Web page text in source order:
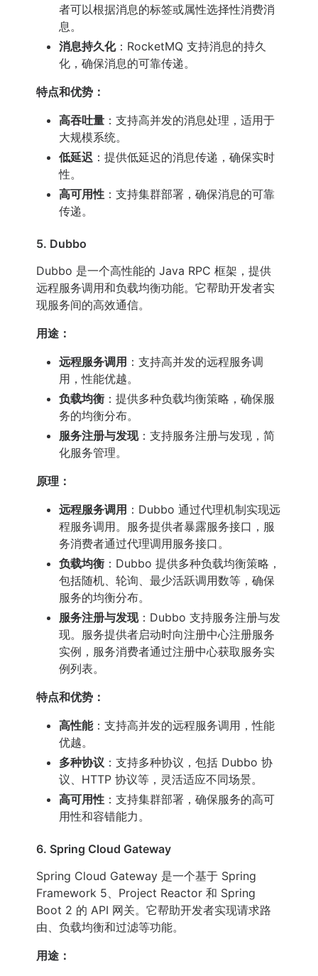
者可以根据消息的标签或属性选择性消费消
息。
消息持久化：RocketMQ 支持消息的持久
化，确保消息的可靠传递。
特点和优势：
高吞吐量 ：支持高并发的消息处理，适用于
大规模系统。
低延迟 ：提供低延迟的消息传递，确保实时
性。
高可用性 ：支持集群部署，确保消息的可靠
传递。
5. Dubbo
Dubbo 是一个高性能的 Java RPC 框架，提供
远程服务调用和负载均衡功能。它帮助开发者实
现服务间的高效通信。
用途：
远程服务调用 ：支持高并发的远程服务调
用，性能优越。
负载均衡 ：提供多种负载均衡策略，确保服
务的均衡分布。
服务注册与发现：支持服务注册与发现，简
化服务管理。
原理：
远程服务调用 ：Dubbo 通过代理机制实现远
程服务调用。服务提供者暴露服务接口，服
务消费者通过代理调用服务接口。
负载均衡 ：Dubbo 提供多种负载均衡策略，
包括随机、轮询、最少活跃调用数等，确保
服务的均衡分布。
服务注册与发现：Dubbo 支持服务注册与发
现。服务提供者启动时向注册中心注册服务
实例，服务消费者通过注册中心获取服务实
例列表。
特点和优势：
高性能：支持高并发的远程服务调用，性能
优越。
多种协议 ：支持多种协议，包括 Dubbo 协
议、HTTP 协议等，灵活适应不同场景。
高可用性 ：支持集群部署，确保服务的高可
用性和容错能力。
6. Spring Cloud Gateway
Spring Cloud Gateway 是一个基于 Spring
Framework 5、Project Reactor 和 Spring
Boot 2 的 API 网关。它帮助开发者实现请求路
由、负载均衡和过滤等功能。
用途：